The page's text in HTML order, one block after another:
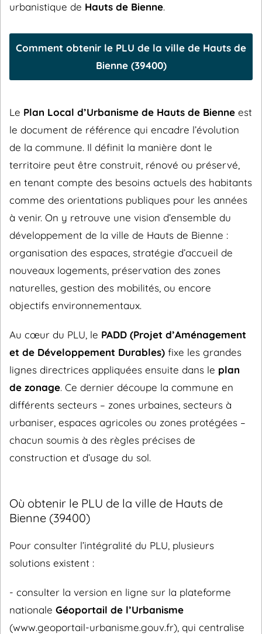
urbanistique de Hauts de Bienne.
Comment obtenir le PLU de la ville de Hauts de
Bienne (39400)
Le Plan Local d’Urbanisme de Hauts de Bienne est
le document de référence qui encadre l’évolution
de la commune. Il définit la manière dont le
territoire peut être construit, rénové ou préservé,
en tenant compte des besoins actuels des habitants
comme des orientations publiques pour les années
à venir. On y retrouve une vision d’ensemble du
développement de la ville de Hauts de Bienne :
organisation des espaces, stratégie d’accueil de
nouveaux logements, préservation des zones
naturelles, gestion des mobilités, ou encore
objectifs environnementaux.
Au cœur du PLU, le PADD (Projet d’Aménagement
et de Développement Durables) fixe les grandes
lignes directrices appliquées ensuite dans le plan
de zonage. Ce dernier découpe la commune en
différents secteurs – zones urbaines, secteurs à
urbaniser, espaces agricoles ou zones protégées –
chacun soumis à des règles précises de
construction et d’usage du sol.
Où obtenir le PLU de la ville de Hauts de
Bienne (39400)
Pour consulter l’intégralité du PLU, plusieurs
solutions existent :
- consulter la version en ligne sur la plateforme
nationale Géoportail de l’Urbanisme
(www.geoportail-urbanisme.gouv.fr), qui centralise